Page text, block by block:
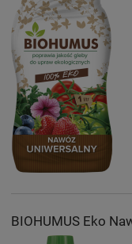
BIOHUMUS Eko